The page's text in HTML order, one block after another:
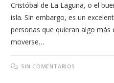
Cristóbal de La Laguna, o el
isla. Sin embargo, es un
personas que quieran algo
moverse…
SIN COMENTARIOS